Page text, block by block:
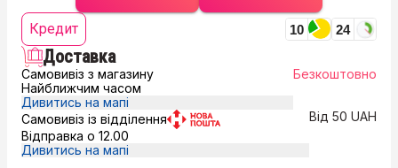
Кредит 10 24
Доставка
Самовивіз з магазину
Найближчим часом
Дивитись на мапі
Безкоштовно
Самовивіз із відділення
Відправка о 12.00
Дивитись на мапі
Від 50 UAH